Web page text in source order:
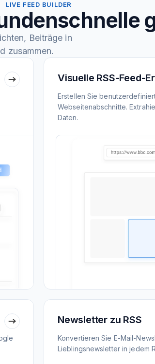
LIVE FEED BUILDER
Beiträge in
zusammen.
Visuelle RSS-Feed-
Erstellen Sie
Webseitenabschnitte.
Daten.
Newsletter zu RSS
Konvertieren Sie E-Mail-
Lieblingsnewsletter in jedem